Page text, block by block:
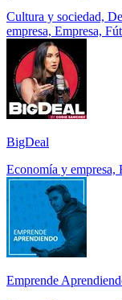
Cultura y sociedad,
empresa, Empresa,
BigDeal
Economía y empresa,
Emprende